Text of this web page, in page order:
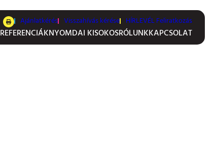
Ajánlatkérés Visszahívás kérése HÍRLEVÉL Feliratkozás
REFERENCIÁKNYOMDAI KISOKOSRÓLUNKKAPCSOLAT